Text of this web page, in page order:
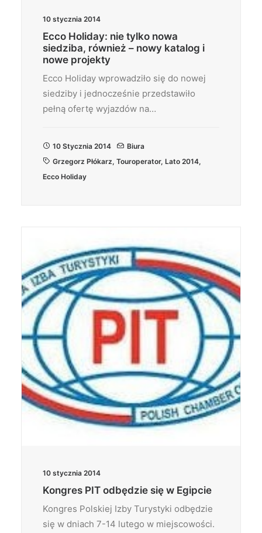
10 stycznia 2014
Ecco Holiday: nie tylko nowa
siedziba, również – nowy katalog i
nowe projekty
Ecco Holiday wprowadziło się do nowej
siedziby i jednocześnie przedstawiło
pełną ofertę wyjazdów na…
10 Stycznia 2014
Biura
Grzegorz Płókarz, Touroperator, Lato 2014,
Ecco Holiday
10 stycznia 2014
Kongres PIT odbędzie się w Egipcie
Kongres Polskiej Izby Turystyki odbędzie
się w dniach 7-14 lutego w miejscowości.